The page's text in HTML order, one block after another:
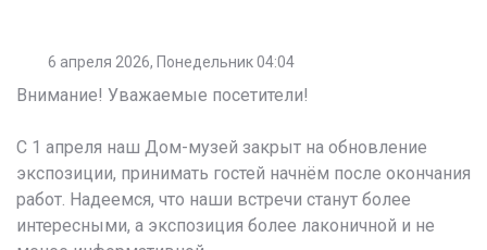
6 апреля 2026, Понедельник 04:04
Внимание! Уважаемые посетители!
С 1 апреля наш Дом-музей закрыт на обновление
экспозиции, принимать гостей начнём после окончания
работ. Надеемся, что наши встречи станут более
интересными, а экспозиция более лаконичной и не